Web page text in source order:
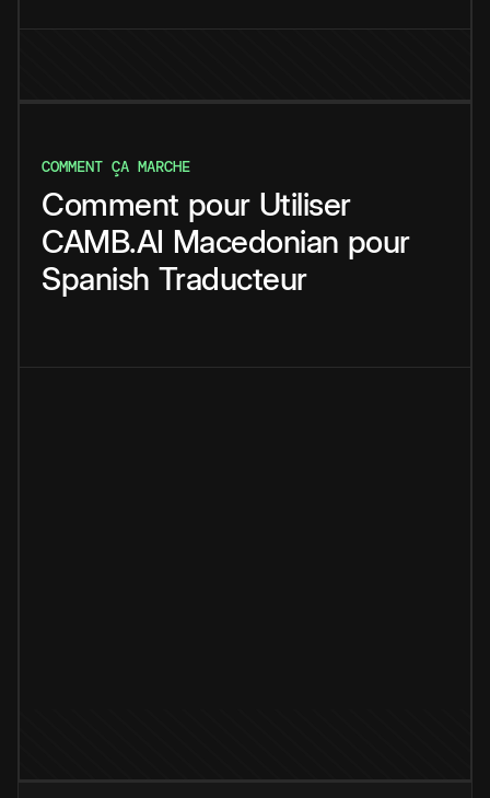
COMMENT ÇA MARCHE
Comment pour Utiliser
CAMB.AI Macedonian pour
Spanish Traducteur